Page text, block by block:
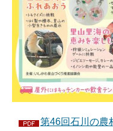
第46回石川の農